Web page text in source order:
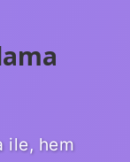
ile, hem